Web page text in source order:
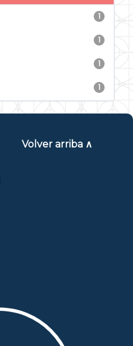
1
1
1
1
Volver arriba ∧